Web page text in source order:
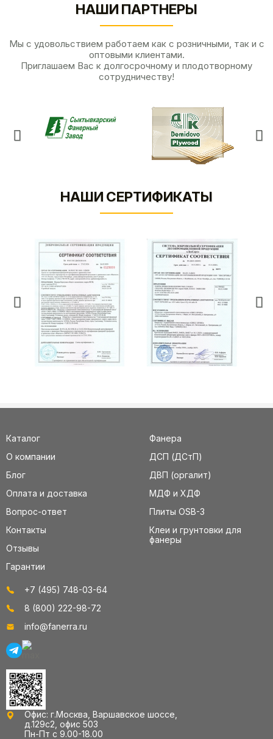
НАШИ ПАРТНЕРЫ
Мы с удовольствием работаем как с розничными, так и с
оптовыми клиентами.
Приглашаем Вас к долгосрочному и плодотворному
сотрудничеству!
НАШИ СЕРТИФИКАТЫ
Каталог
О компании
Блог
Оплата и доставка
Вопрос-ответ
Контакты
Отзывы
Гарантии
Фанера
ДСП (ДСтП)
ДВП (оргалит)
МДФ и ХДФ
Плиты OSB-3
Клеи и грунтовки для
фанеры
+7 (495) 748-03-64
8 (800) 222-98-72
info@fanerra.ru
Офис: г.Москва, Варшавское шоссе,
д.129с2, офис 503
Пн-Пт с 9.00-18.00